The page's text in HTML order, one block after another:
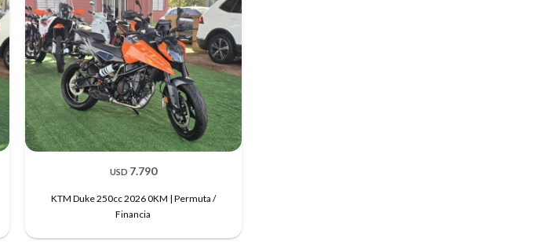
USD 7.790
KTM Duke 250cc 2026 0KM | Permuta /
Financia